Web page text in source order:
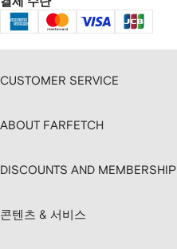
CUSTOMER SERVICE
ABOUT FARFETCH
DISCOUNTS AND MEMBERSHIP
콘텐츠 & 서비스